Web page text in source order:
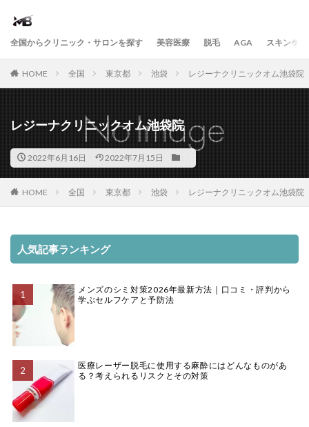
全国からクリニック・サロンを探す 美容医療 脱毛 AGA スキンケア
HOME 全国 東京都 池袋 レジーナクリニックオム池袋院
レジーナクリニックオム池袋院
2022年6月16日 2022年7月15日
HOME 全国 東京都 池袋 レジーナクリニックオム池袋院
人気記事ランキング
メンズのシミ対策2026年最新方法｜口コミ・評判から
学ぶセルフケアと予防法
医療レーザー脱毛に使用する麻酔にはどんなものがあ
る？考えられるリスクとその対策